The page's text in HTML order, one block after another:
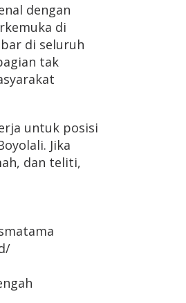
dengan
di
di seluruh
tak
untuk posisi
Jika
dan teliti,